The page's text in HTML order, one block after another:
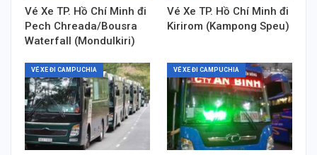
Vé Xe TP. Hồ Chí Minh đi
Pech Chreada/Bousra
Waterfall (Mondulkiri)
Vé Xe TP. Hồ Chí Minh đi
Kirirom (Kampong Speu)
VÉ XE ĐI CAMPUCHIA VÉ XE ĐI CAMPUCHIA